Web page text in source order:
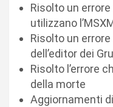
Risolto un
utilizzano
Risolto un
dell’editor dei
Risolto l’errore
della morte
Aggiornamenti